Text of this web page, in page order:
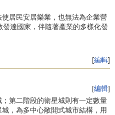
居民安居樂業，也無法為企業營
發達國家，伴隨著產業的多樣化發
[編輯]
[編輯]
第二階段的衛星城則有一定數量
，為多中心敞開式城市結構，用